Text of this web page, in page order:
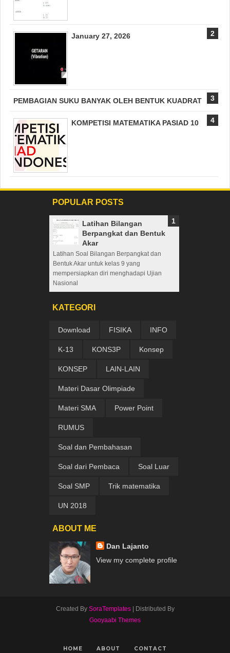
January 27, 2026
PEMBAGIAN SUKU BANYAK OLEH BENTUK KUADRAT
KOMPETISI MATEMATIKA PASIAD 10
POPULAR POSTS
Latihan Bilangan
Berpangkat dan Bentuk
Akar
Latihan Soal Bilangan Berpangkat dan
Bentuk Akar untuk kelas 9 yang
mempersiapkan diri menghadapi Ujian
Nasional
KATEGORI
Download FISIKA INFO
K-13 KONS3P Konsep
KONSEP LAIN-LAIN
Materi Dasar Olimpiade
Materi SMA Power Point
RUMUS
Soal dan Pembahasan
Soal dari Pembaca Soal Luar
Soal SMP Trik matematika
UN 2018
ABOUT ME
Dan Lajanto
View my complete profile
Created By SoraTemplates| Distributed By
Gooyaabi Themes
HOME ABOUT CONTACT